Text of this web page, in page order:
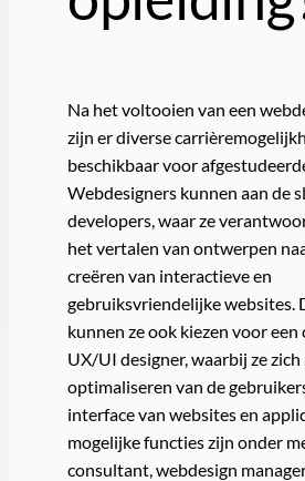
Na het voltooien van een
zijn er diverse
beschikbaar voor
Webdesigners kunnen aan de
developers, waar ze
het vertalen van ontwerpen
creëren van interactieve en
gebruiksvriendelijke websites.
kunnen ze ook kiezen voor een
UX/UI designer, waarbij ze
optimaliseren van de
interface van websites en
mogelijke functies zijn onder
consultant, webdesign